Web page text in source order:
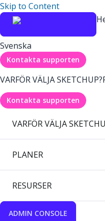
Skip to Content
Svenska
Kontakta supporten
VARFÖR VÄLJA SKETCHUP?
Kontakta supporten
VARFÖR VÄLJA
PLANER
RESURSER
ADMIN CONSOLE